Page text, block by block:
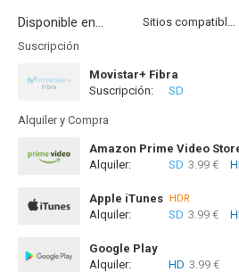
Disponible en...
Sitios compatibles
Suscripción
Movistar+ Fibra
Próximamente. A partir del
Suscripción: SD
Alquiler y Compra
Amazon Prime Video
Alquiler: SD 3.99 €
Apple iTunes HDR
Alquiler: SD 3.99 €
Google Play
Alquiler:
HD 3.99 €